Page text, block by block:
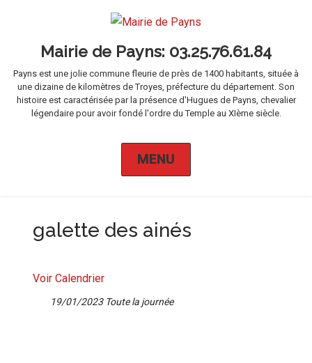
Mairie de Payns
Payns est une jolie commune fleurie de près de 1400 habitants, située à
une dizaine de kilomètres de Troyes, préfecture du département. Son
histoire est caractérisée par la présence d'Hugues de Payns, chevalier
légendaire pour avoir fondé l'ordre du Temple au XIème siècle.
MENU
galette des ainés
Voir Calendrier
19/01/2023 Toute la journée